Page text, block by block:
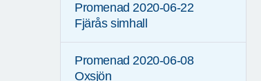
Promenad 2020-06-22
Fjärås simhall
Promenad 2020-06-08
Oxsjön